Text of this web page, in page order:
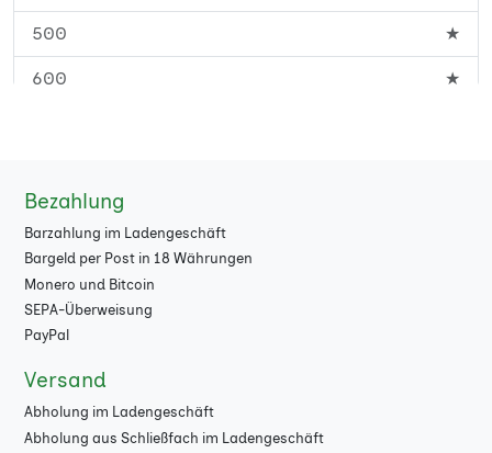
★
★
500 ★
600 ★
900
1000
1500
2000
2500
3000
Bezahlung
Barzahlung im Ladengeschäft
Bargeld per Post in 18 Währungen
Monero und Bitcoin
SEPA-Überweisung
PayPal
Versand
Abholung im Ladengeschäft
Abholung aus Schließfach im Ladengeschäft